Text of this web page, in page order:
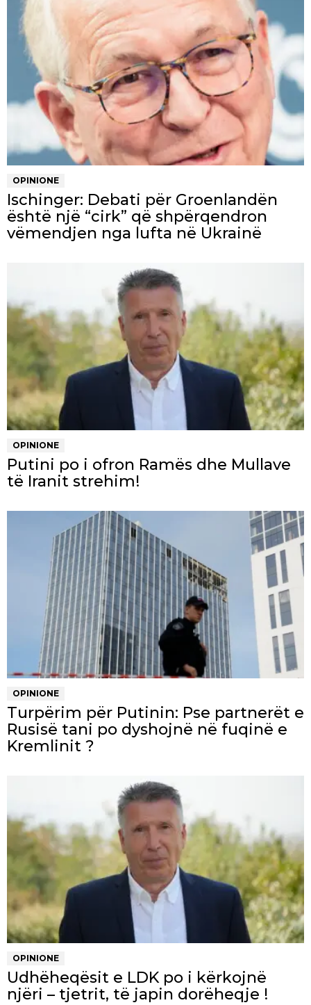
OPINIONE
Ischinger: Debati për Groenlandën
është një “cirk” që shpërqendron
vëmendjen nga lufta në Ukrainë
OPINIONE
Putini po i ofron Ramës dhe Mullave
të Iranit strehim!
OPINIONE
Turpërim për Putinin: Pse partnerët e
Rusisë tani po dyshojnë në fuqinë e
Kremlinit ?
OPINIONE
Udhëheqësit e LDK po i kërkojnë
njëri – tjetrit, të japin dorëheqje !